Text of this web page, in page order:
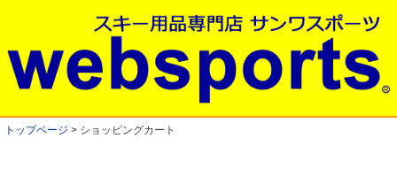
トップページ ショッピングカート